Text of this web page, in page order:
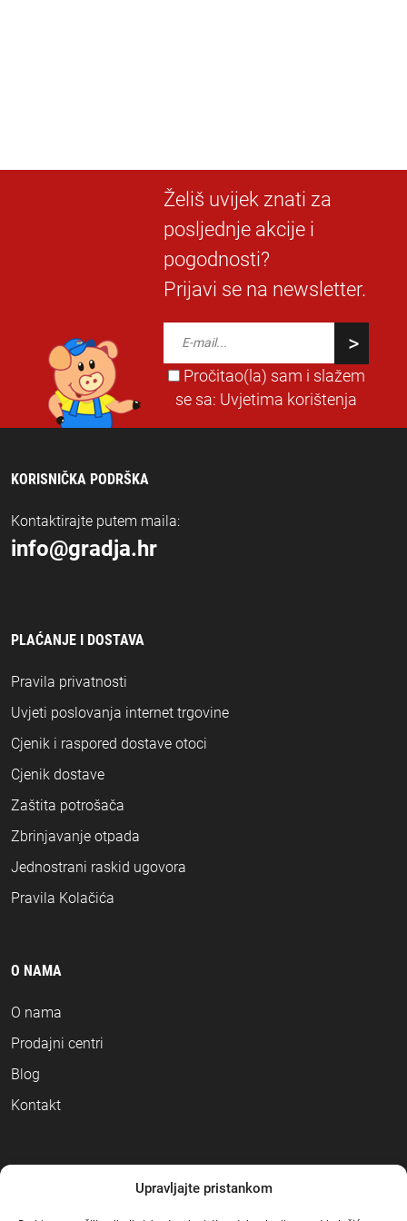
Upravljajte pristankom
Želiš uvijek znati za
posljednje akcije i
pogodnosti?
Prijavi se na newsletter.
Pročitao(la) sam i slažem
se sa: Uvjetima korištenja
KORISNIČKA PODRŠKA
Kontaktirajte putem maila:
info@gradja.hr
PLAĆANJE I DOSTAVA
Pravila privatnosti
Uvjeti poslovanja internet trgovine
Cjenik i raspored dostave otoci
Cjenik dostave
Zaštita potrošača
Zbrinjavanje otpada
Jednostrani raskid ugovora
Pravila Kolačića
O NAMA
O nama
Prodajni centri
Blog
Kontakt